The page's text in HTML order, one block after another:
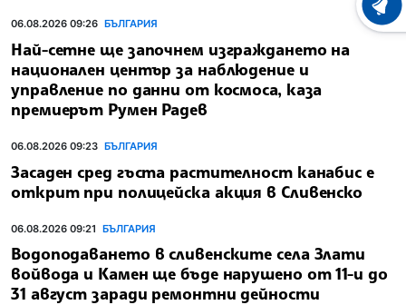
06.08.2026 09:26 БЪЛГАРИЯ
Най-сетне ще започнем изграждането на
национален център за наблюдение и
управление по данни от космоса, каза
премиерът Румен Радев
06.08.2026 09:23 БЪЛГАРИЯ
Засаден сред гъста растителност канабис е
открит при полицейска акция в Сливенско
06.08.2026 09:21 БЪЛГАРИЯ
Водоподаването в сливенските села Злати
войвода и Камен ще бъде нарушено от 11-и до
31 август заради ремонтни дейности